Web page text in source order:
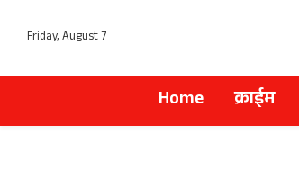
Friday, August 7
Home क्राईम